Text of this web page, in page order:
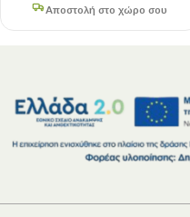
Αποστολή στο χώρο σου